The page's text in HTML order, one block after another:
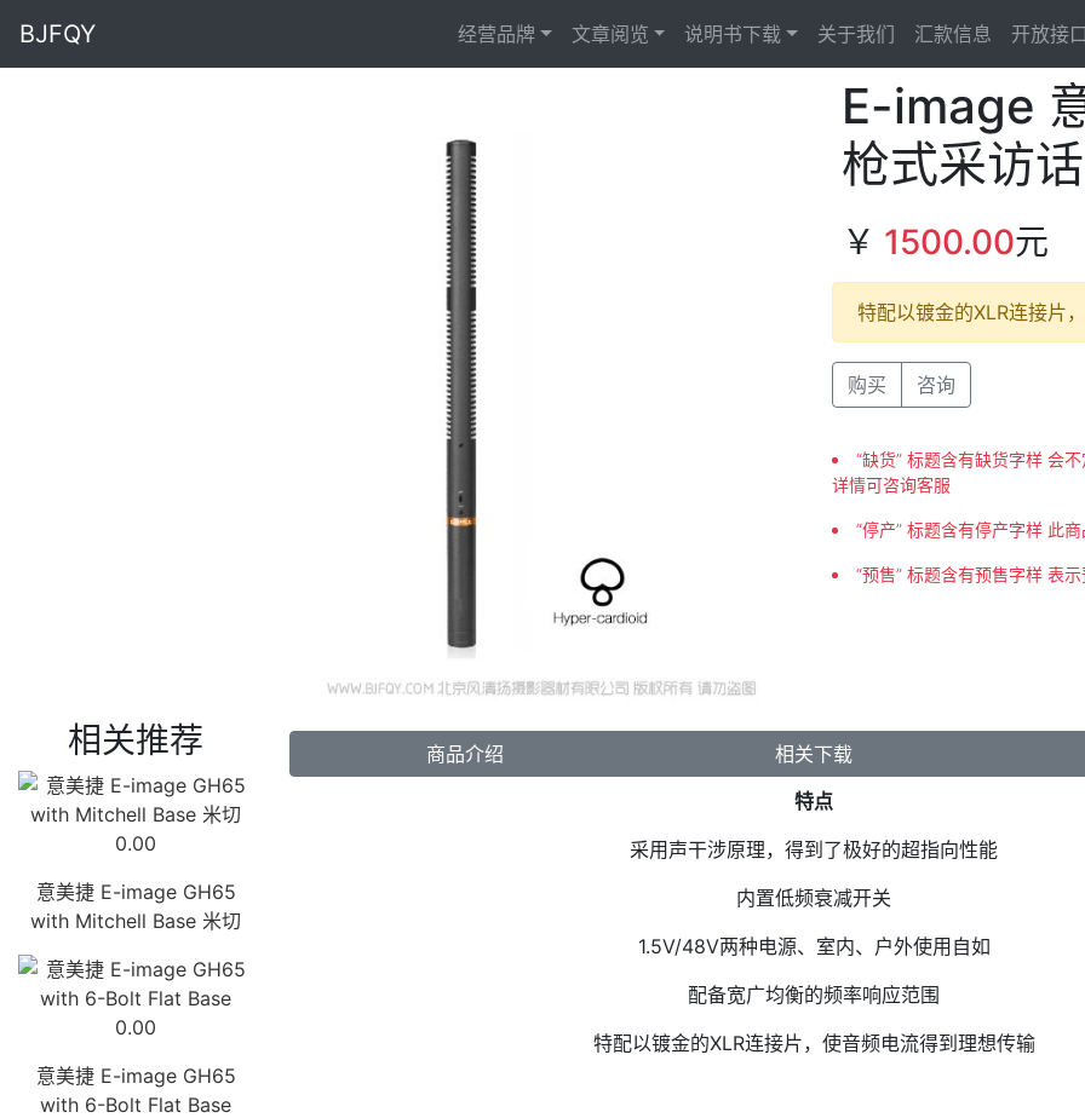
BJFQY 经营品牌 文章阅览 说明书下载 关于我们 汇款信息 开放接
E-image
枪式采访
￥ 1500.00元
特配以镀金的XLR连接片
购买 咨询
“缺货” 标题含有缺货字样 会
详情可咨询客服
“停产” 标题含有停产字样 此
“预售” 标题含有预售字样 表
相关推荐
0.00
意美捷 E-image GH65
with Mitchell Base 米切
0.00
意美捷 E-image GH65
with 6-Bolt Flat Base
商品介绍
相关下载
特点
采用声干涉原理，得到了极好的超指向性能
内置低频衰减开关
1.5V/48V两种电源、室内、户外使用自如
配备宽广均衡的频率响应范围
特配以镀金的XLR连接片，使音频电流得到理想传输